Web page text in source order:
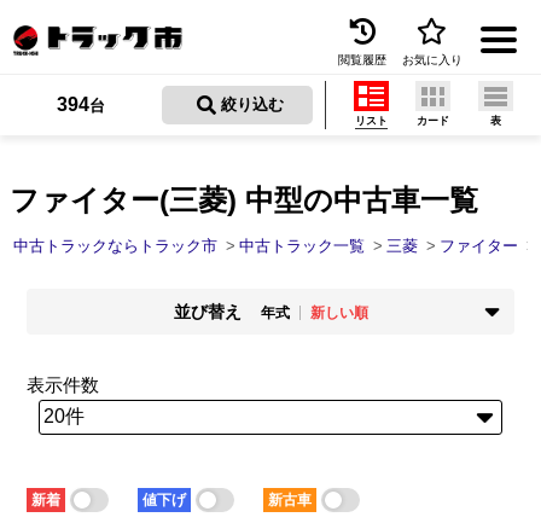
トラック買取
トラック市とは
保存した検索条件
閲覧履歴 お気に入り
ファイター(三菱) 中型の中古車一覧
394台 絞り込む
リスト カード 表
中古トラックならトラック市 中古トラック一覧 三菱 ファイター
並び替え 年式
新しい順
新着順
走行距離
少ない順
多い順
価格
安い順
高い順
少ない順
多い順
短い順
表示件数
新着 値下げ 新古車